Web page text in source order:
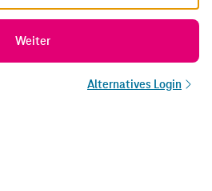
Weiter
Alternatives Login